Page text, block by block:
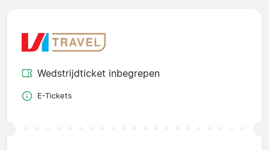
Wedstrijdticket inbegrepen
E-Tickets